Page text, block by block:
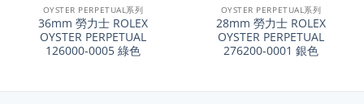
OYSTER PERPETUAL系列
36mm 勞力士 ROLEX
OYSTER PERPETUAL
126000-0005 綠色
OYSTER PERPETUAL系列
28mm 勞力士 ROLEX
OYSTER PERPETUAL
276200-0001 銀色